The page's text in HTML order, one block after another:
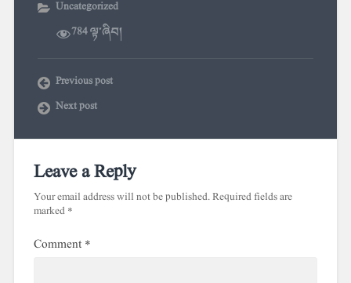
Uncategorized
784 ལྟ་ཞིབ།
Previous post
Next post
Leave a Reply
Your email address will not be published.Required fields are
marked*
Comment*